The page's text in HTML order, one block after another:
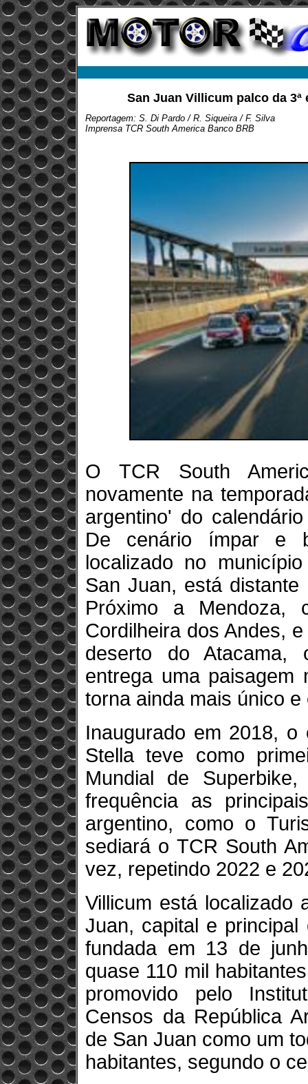
San Juan Villicum palco da
Reportagem: S. Di Pardo / R. Siqueira / F. Silva
Imprensa TCR South America Banco BRB
O TCR South
novamente na
argentino' do
De cenário ímpar e
localizado no
San Juan, está
Próximo a Mendoza,
Cordilheira dos Andes,
deserto do Atacama,
entrega uma paisagem
torna ainda mais único e
Inaugurado em 2018, o
Stella teve como
Mundial de
frequência as
argentino, como o
sediará o TCR South
vez, repetindo 2022 e
Villicum está localizado
Juan, capital e
fundada em 13 de
quase 110 mil
promovido pelo
Censos da República
de San Juan como um
habitantes, segundo o